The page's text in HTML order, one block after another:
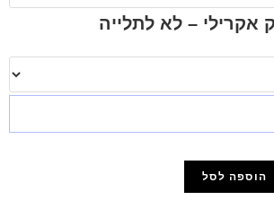
אקרילי – לא לתלייה
הוספה לסל